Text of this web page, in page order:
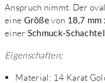
Anspruch nimmt. Der
eine Größevon 18,7 mm
einer Schmuck-Schachtel
Eigenschaften:
Material: 14 Karat